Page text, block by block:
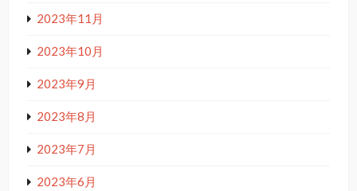
2023年11月
2023年10月
2023年9月
2023年8月
2023年7月
2023年6月